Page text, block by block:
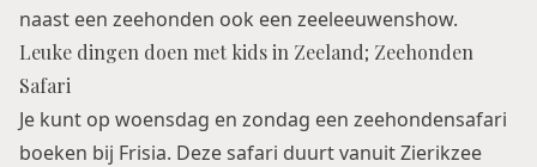
naast een zeehonden ook een zeeleeuwenshow.
Leuke dingen doen met kids in Zeeland; Zeehonden
Safari
Je kunt op woensdag en zondag een zeehondensafari
boeken bij Frisia. Deze safari duurt vanuit Zierikzee